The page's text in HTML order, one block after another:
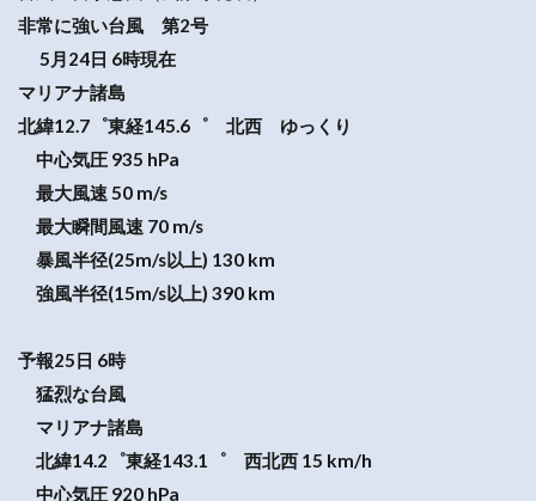
非常に強い台風 第2号
5月24日 6時現在
マリアナ諸島
北緯12.7゜東経145.6゜ 北西 ゆっくり
中心気圧 935 hPa
最大風速 50 m/s
最大瞬間風速 70 m/s
暴風半径(25m/s以上) 130 km
強風半径(15m/s以上) 390 km
予報25日 6時
猛烈な台風
マリアナ諸島
北緯14.2゜東経143.1゜ 西北西 15 km/h
中心気圧 920 hPa